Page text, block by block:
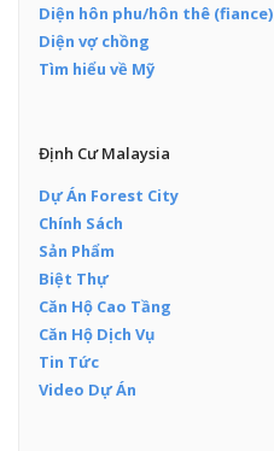
Diện hôn phu/hôn thê (fiance)
Diện vợ chồng
Tìm hiểu về Mỹ
Định Cư Malaysia
Dự Án Forest City
Chính Sách
Sản Phẩm
Biệt Thự
Căn Hộ Cao Tầng
Căn Hộ Dịch Vụ
Tin Tức
Video Dự Án